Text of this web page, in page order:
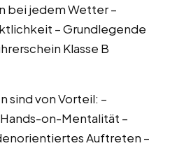
bei jedem Wetter –
– Grundlegende
Klasse B
sind von Vorteil: –
on-Mentalität –
Auftreten –